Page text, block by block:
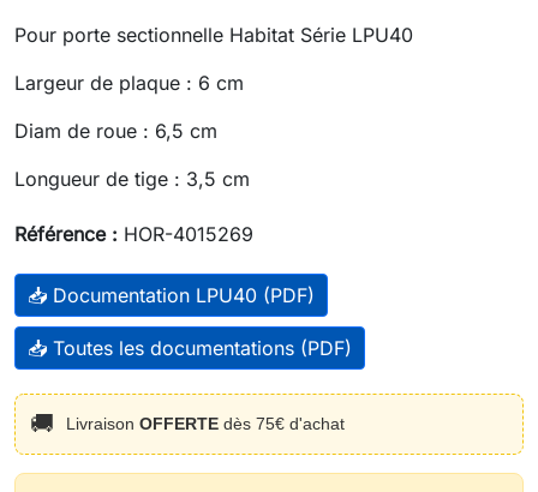
Pour porte sectionnelle Habitat Série LPU40
Largeur de plaque : 6 cm
Diam de roue : 6,5 cm
Longueur de tige : 3,5 cm
Référence : HOR-4015269
📥 Documentation LPU40 (PDF)
📥 Toutes les documentations (PDF)
🚚 Livraison OFFERTE dès 75€ d'achat